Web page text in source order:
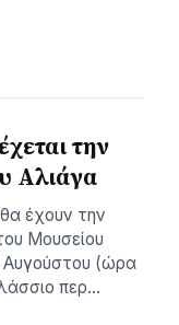
την
Αλιάγα
θα έχουν την
Μουσείου
(ώρα
περ…